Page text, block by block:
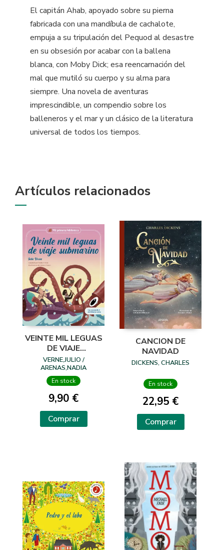
El capitán Ahab, apoyado sobre su pierna
fabricada con una mandíbula de cachalote,
empuja a su tripulación del Pequod al desastre
en su obsesión por acabar con la ballena
blanca, con Moby Dick; esa reencarnación del
mal que mutiló su cuerpo y su alma para
siempre. Una novela de aventuras
imprescindible, un compendio sobre los
balleneros y el mar y un clásico de la literatura
universal de todos los tiempos.
Artículos relacionados
VEINTE MIL LEGUAS
DE VIAJE
SUBMARINO
VERNE,JULIO /
ARENAS,NADIA
En stock
9,90 €
Comprar
CANCION DE
NAVIDAD
DICKENS, CHARLES
En stock
22,95 €
Comprar